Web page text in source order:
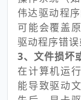
伟达驱动程
可能会覆盖
驱动程序错误
3、文件损坏
在计算机运
能导致驱动